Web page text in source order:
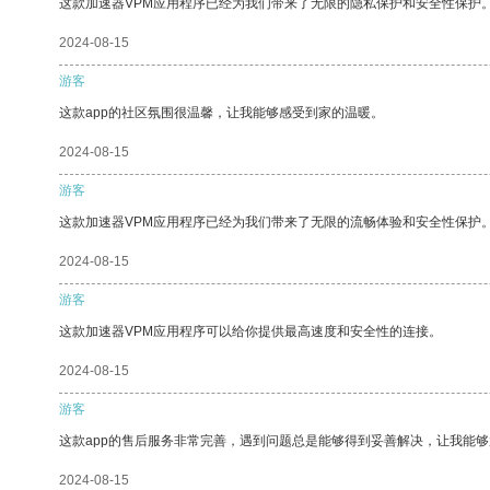
这款加速器VPM应用程序已经为我们带来了无限的隐私保护和安全性保护。
2024-08-15
游客
这款app的社区氛围很温馨，让我能够感受到家的温暖。
2024-08-15
游客
这款加速器VPM应用程序已经为我们带来了无限的流畅体验和安全性保护。
2024-08-15
游客
这款加速器VPM应用程序可以给你提供最高速度和安全性的连接。
2024-08-15
游客
这款app的售后服务非常完善，遇到问题总是能够得到妥善解决，让我能够
2024-08-15